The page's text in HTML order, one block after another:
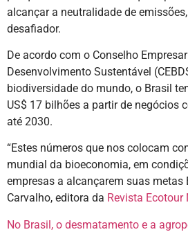
alcançar a neutralidade de
desafiador.
De acordo com o Conselho
Desenvolvimento Sustentável
biodiversidade do mundo, o Brasil
US$ 17 bilhões a partir de negócios
até 2030.
“Estes números que nos colocam
mundial da bioeconomia, em
empresas a alcançarem suas metas
Carvalho, editora da Revista Ecotour
No Brasil, o desmatamento e a